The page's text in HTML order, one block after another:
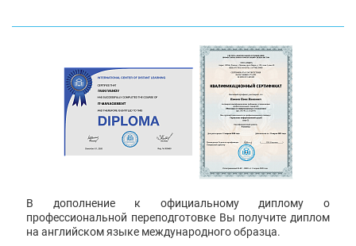
В дополнение к официальному диплому о
профессиональной переподготовке Вы получите диплом
на английском языке международного образца.